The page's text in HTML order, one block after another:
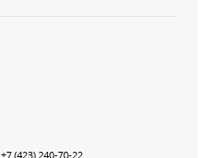
+7 (423) 240-70-22